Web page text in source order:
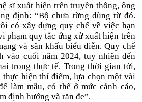
sĩ xuất hiện trên truyền thông, ông
định: “Bộ chưa từng dùng từ đó.
có xây dựng quy chế về việc hạn
phạm quy tắc ứng xử xuất hiện trên
và sân khấu biểu diễn. Quy chế
vào cuối năm 2024, tuy nhiên đến
trong thực tế. Trong thời gian tới,
thực hiện thí điểm, lựa chọn một vài
làm mẫu, có thể ở mức cảnh cáo,
định hướng và răn đe”.